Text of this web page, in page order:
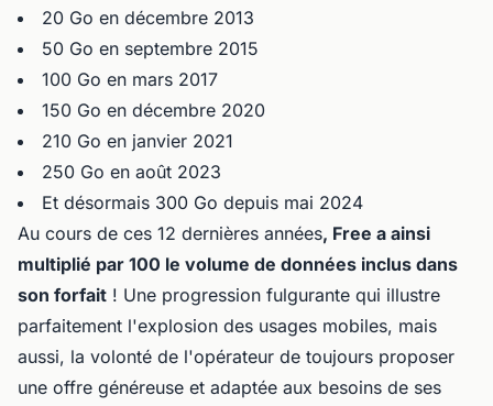
20 Go en décembre 2013
50 Go en septembre 2015
100 Go en mars 2017
150 Go en décembre 2020
210 Go en janvier 2021
250 Go en août 2023
Et désormais 300 Go depuis mai 2024
Au cours de ces 12 dernières années, Free a ainsi
multiplié par 100 le volume de données inclus dans
son forfait ! Une progression fulgurante qui illustre
parfaitement l'explosion des usages mobiles, mais
aussi, la volonté de l'opérateur de toujours proposer
une offre généreuse et adaptée aux besoins de ses